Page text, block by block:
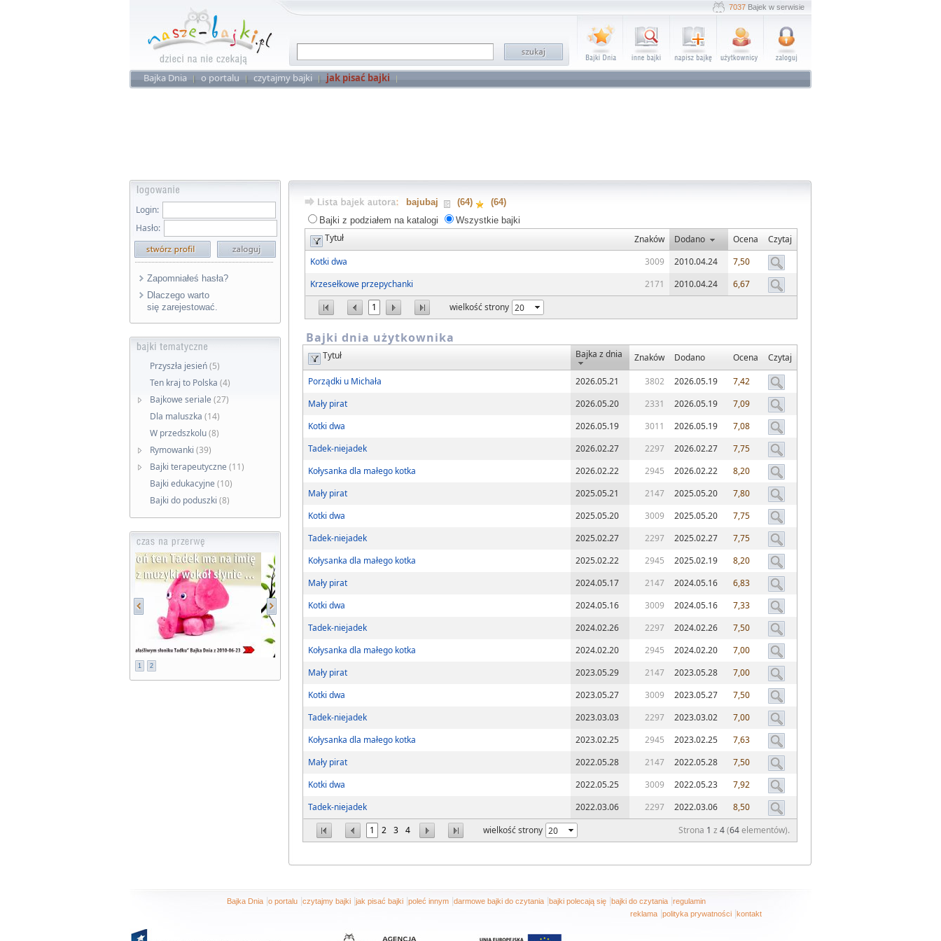
7037 Bajek w serwisie
Bajka Dnia o portalu czytajmy bajki jak pisać bajki
Login:
Hasło:
Zapomniałeś hasła?
Dlaczego warto
się zarejestować.
Przyszła jesień(5)
Ten kraj to Polska (4)
Bajkowe seriale (27)
Dla maluszka (14)
W przedszkolu(8)
Rymowanki (39)
Bajki terapeutyczne (11)
Bajki edukacyjne (10)
Bajki do poduszki (8)
1 2
bajubaj (64)
(64)
Bajki z podziałem na katalogi
Wszystkie bajki
Tytuł Znaków Dodano Ocena Czytaj
1 wielkość strony
Kotki dwa 3009 2010.04.24
7,50
Krzesełkowe przepychanki
2171 2010.04.24 6,67
Bajki dnia użytkownika
Tytuł Bajka z dnia Znaków Dodano Ocena Czytaj
1 2 3 4 wielkość strony Strona 1 z 4(64elementów).
Porządki u Michała 2026.05.21 3802 2026.05.19
7,42
Mały pirat
2026.05.20 2331 2026.05.19
7,09
Kotki dwa
2026.05.19 3011 2026.05.19
7,08
Tadek-niejadek
2026.02.27 2297 2026.02.27
7,75
Kołysanka dla małego kotka
2026.02.22 2945 2026.02.22
8,20
Mały pirat
2025.05.21 2147 2025.05.20
7,80
Kotki dwa
2025.05.20 3009 2025.05.20
7,75
Tadek-niejadek
2025.02.27 2297 2025.02.27
7,75
Kołysanka dla małego kotka
2025.02.22 2945 2025.02.19
8,20
Mały pirat
2024.05.17 2147 2024.05.16
6,83
Kotki dwa
2024.05.16 3009 2024.05.16
7,33
Tadek-niejadek
2024.02.26 2297 2024.02.26
7,50
Kołysanka dla małego kotka
2024.02.20 2945 2024.02.20
7,00
Mały pirat
2023.05.29 2147 2023.05.28
7,00
Kotki dwa
2023.05.27 3009 2023.05.27
7,50
Tadek-niejadek
2023.03.03 2297 2023.03.02
7,00
Kołysanka dla małego kotka
2023.02.25 2945 2023.02.25
7,63
Mały pirat
2022.05.28 2147 2022.05.28
7,50
Kotki dwa
2022.05.25 3009 2022.05.23
7,92
Tadek-niejadek
2022.03.06 2297 2022.03.06 8,50
Bajka Dnia o portalu czytajmy bajki jak pisać bajki poleć innym darmowe bajki do czytania bajki polecają się bajki do czytania regulamin
reklama polityka prywatności kontakt